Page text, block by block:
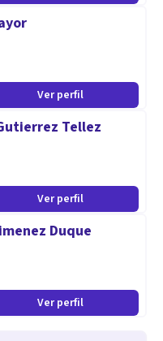
y adultos, de manera
se aprenden
nuestro bienestar
Ver perfil
Tellez
Ver perfil
Duque
Ver perfil